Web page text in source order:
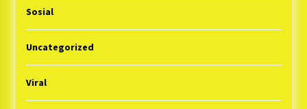
Sosial
Uncategorized
Viral